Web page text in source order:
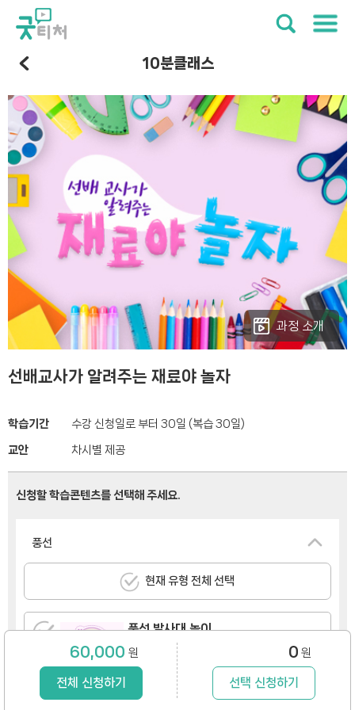
10분클래스
과정 소개
선배교사가 알려주는 재료야 놀자
학습기간 수강 신청일로 부터 30일 (복습 30일)
교안 차시별 제공
신청할 학습콘텐츠를 선택해 주세요.
풍선
현재 유형 전체 선택
풍선 발사대 놀이
수강기간 30일 /2,000원
60,000 원
전체 신청하기
0 원
선택 신청하기